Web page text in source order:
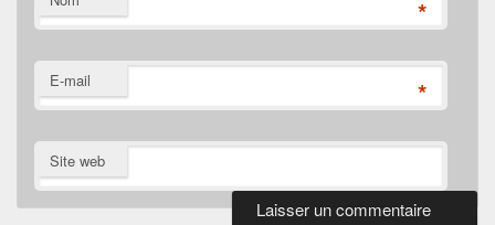
*
E-mail *
Site web